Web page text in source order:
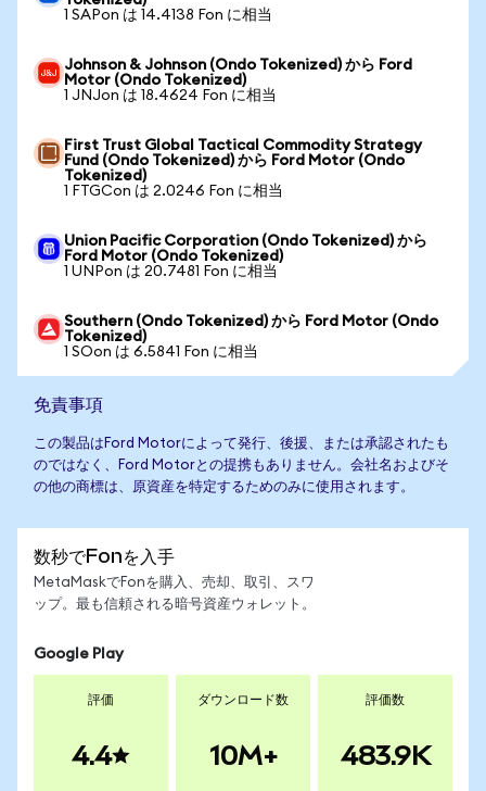
1 SAPon は 14.4138 Fon に相当
Johnson & Johnson (Ondo Tokenized) から Ford
Motor (Ondo Tokenized)
1 JNJon は 18.4624 Fon に相当
First Trust Global Tactical Commodity Strategy
Fund (Ondo Tokenized) から Ford Motor (Ondo
Tokenized)
1 FTGCon は 2.0246 Fon に相当
Union Pacific Corporation (Ondo Tokenized) から
Ford Motor (Ondo Tokenized)
1 UNPon は 20.7481 Fon に相当
Southern (Ondo Tokenized) から Ford Motor (Ondo
Tokenized)
1 SOon は 6.5841 Fon に相当
免責事項
この製品はFord Motorによって発行、後援、または承認されたも
のではなく、Ford Motorとの提携もありません。会社名およびそ
の他の商標は、原資産を特定するためのみに使用されます。
数秒でFonを入手
MetaMaskでFonを購入、売却、取引、スワ
ップ。最も信頼される暗号資産ウォレット。
Google Play
評価
4.4
ダウンロード数
10M+
評価数
483.9K